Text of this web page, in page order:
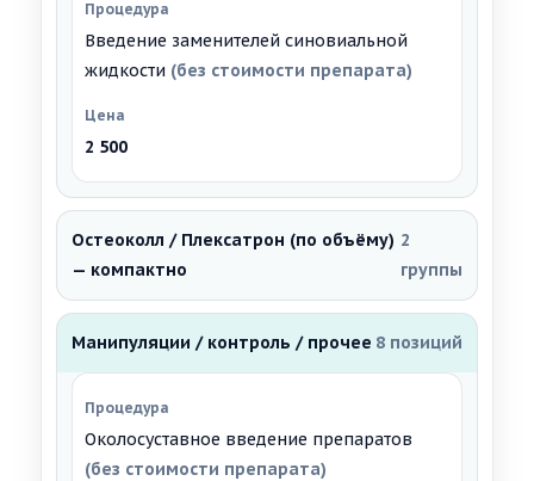
Введение заменителей синовиальной
жидкости (без стоимости препарата)
2 500
Остеоколл / Плексатрон (по объёму)
— компактно
2
группы
Манипуляции / контроль / прочее 8 позиций
Околосуставное введение препаратов
(без стоимости препарата)